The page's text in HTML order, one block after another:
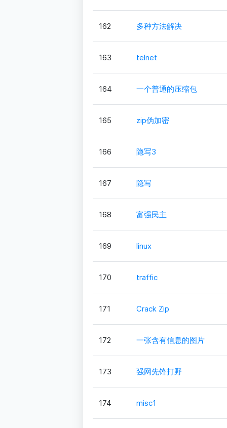
162 多种方法解决
163 telnet
164 一个普通的压缩包
165 zip伪加密
166 隐写3
167 隐写
168 富强民主
169 linux
170 traffic
171 Crack Zip
172 一张含有信息的图片
173 强网先锋打野
174 misc1